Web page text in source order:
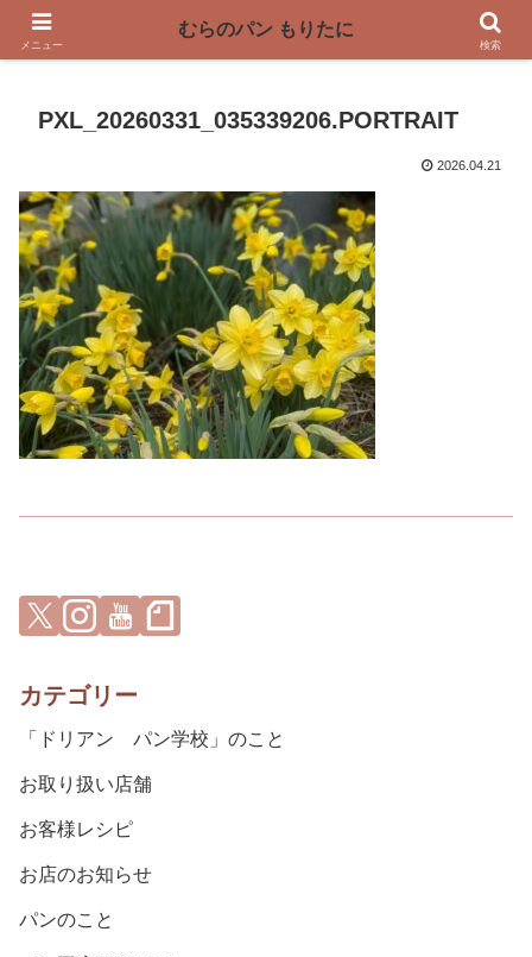
〜奈良県曽爾村の薪窯パン屋〜
PXL_20260331_035339206.PORTRAIT
2026.04.21
カテゴリー
「ドリアン パン学校」のこと
お取り扱い店舗
お客様レシピ
お店のお知らせ
パンのこと
メニュー
むらのパン もりたに
検索